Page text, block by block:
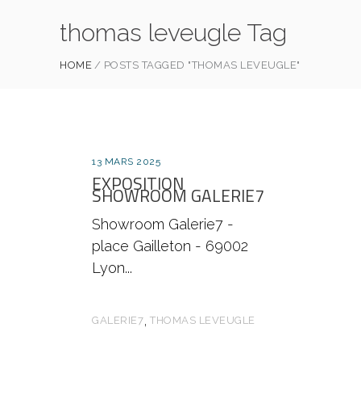
thomas leveugle Tag
HOME POSTS TAGGED "THOMAS LEVEUGLE"
13 MARS 2025
EXPOSITION
SHOWROOM GALERIE7
Showroom Galerie7 -
place Gailleton - 69002
Lyon
GALERIE7, THOMAS LEVEUGLE